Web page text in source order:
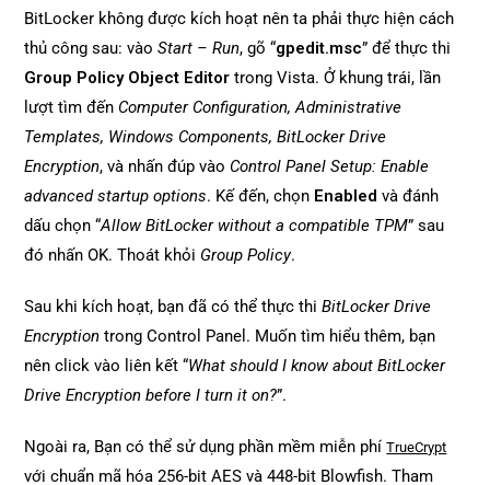
BitLocker không được kích hoạt nên ta phải thực hiện cách
thủ công sau: vàoStart – Run, gõ “gpedit.msc” để thực thi
Group Policy Object Editor trong Vista. Ở khung trái, lần
lượt tìm đến Computer Configuration, Administrative
Templates, Windows Components, BitLocker Drive
Encryption, và nhấn đúp vào Control Panel Setup: Enable
advanced startup options. Kế đến, chọn Enabled và đánh
dấu chọn “Allow BitLocker without a compatible TPM” sau
đó nhấn OK. Thoát khỏi Group Policy.
Sau khi kích hoạt, bạn đã có thể thực thiBitLocker Drive
Encryption trong Control Panel. Muốn tìm hiểu thêm, bạn
nên click vào liên kết “What should I know about BitLocker
Drive Encryption before I turn it on?”.
Ngoài ra, Bạn có thể sử dụng phần mềm miễn phíTrueCrypt
với chuẩn mã hóa 256-bit AES và 448-bit Blowfish. Tham